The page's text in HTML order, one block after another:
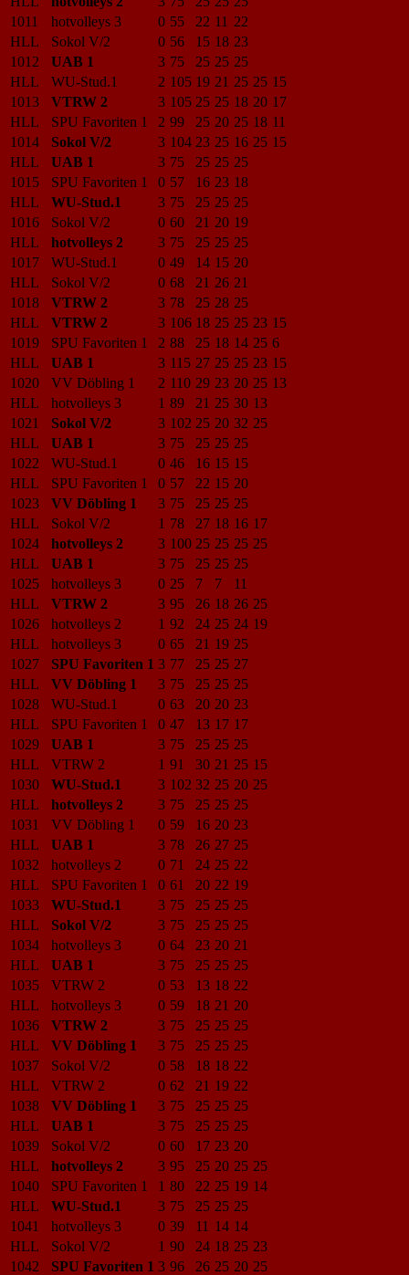
1011
hotvolleys 3 0 55 22 11 22
HLL
Sokol V/2 0 56 15 18 23
1012
UAB 1 3 75 25 25 25
HLL
WU-Stud.1 2 105 19 21 25 25 15
1013
VTRW 2 3 105 25 25 18 20 17
HLL
SPU Favoriten 1 2 99 25 20 25 18 11
1014
Sokol V/2 3 104 23 25 16 25 15
HLL
UAB 1 3 75 25 25 25
1015
SPU Favoriten 1 0 57 16 23 18
HLL
WU-Stud.1 3 75 25 25 25
1016
Sokol V/2 0 60 21 20 19
HLL
hotvolleys 2 3 75 25 25 25
1017
WU-Stud.1 0 49 14 15 20
HLL
Sokol V/2 0 68 21 26 21
1018
VTRW 2 3 78 25 28 25
HLL
VTRW 2 3 106 18 25 25 23 15
1019
SPU Favoriten 1 2 88 25 18 14 25 6
HLL
UAB 1 3 115 27 25 25 23 15
1020
VV Döbling 1 2 110 29 23 20 25 13
HLL
hotvolleys 3 1 89 21 25 30 13
1021
Sokol V/2 3 102 25 20 32 25
HLL
UAB 1 3 75 25 25 25
1022
WU-Stud.1 0 46 16 15 15
HLL
SPU Favoriten 1 0 57 22 15 20
1023
VV Döbling 1 3 75 25 25 25
HLL
Sokol V/2 1 78 27 18 16 17
1024
hotvolleys 2 3 100 25 25 25 25
HLL
UAB 1 3 75 25 25 25
1025
hotvolleys 3 0 25 7 7
11
HLL
VTRW 2 3 95 26 18 26 25
1026
hotvolleys 2 1 92 24 25 24 19
HLL
hotvolleys 3 0 65 21 19 25
1027
SPU Favoriten 1 3 77 25 25 27
HLL
VV Döbling 1 3 75 25 25 25
1028
WU-Stud.1 0 63 20 20 23
HLL
SPU Favoriten 1 0 47 13 17 17
1029
UAB 1 3 75 25 25 25
HLL
VTRW 2 1 91 30 21 25 15
1030
WU-Stud.1 3 102 32 25 20 25
HLL
hotvolleys 2 3 75 25 25 25
1031
VV Döbling 1 0 59 16 20 23
HLL
UAB 1 3 78 26 27 25
1032
hotvolleys 2 0 71 24 25 22
HLL
SPU Favoriten 1 0 61 20 22 19
1033
WU-Stud.1 3 75 25 25 25
HLL
Sokol V/2 3 75 25 25 25
1034
hotvolleys 3 0 64 23 20 21
HLL
UAB 1 3 75 25 25 25
1035
VTRW 2 0 53 13 18 22
HLL
hotvolleys 3 0 59 18 21 20
1036
VTRW 2 3 75 25 25 25
HLL
VV Döbling 1 3 75 25 25 25
1037
Sokol V/2 0 58 18 18 22
HLL
VTRW 2 0 62 21 19 22
1038
VV Döbling 1 3 75 25 25 25
HLL
UAB 1 3 75 25 25 25
1039
Sokol V/2 0 60 17 23 20
HLL
hotvolleys 2 3 95 25 20 25 25
1040
SPU Favoriten 1 1 80 22 25 19 14
HLL
WU-Stud.1 3 75 25 25 25
1041
hotvolleys 3 0 39 11 14 14
HLL
Sokol V/2 1 90 24 18 25 23
1042
SPU Favoriten 1 3 96 26 25 20 25